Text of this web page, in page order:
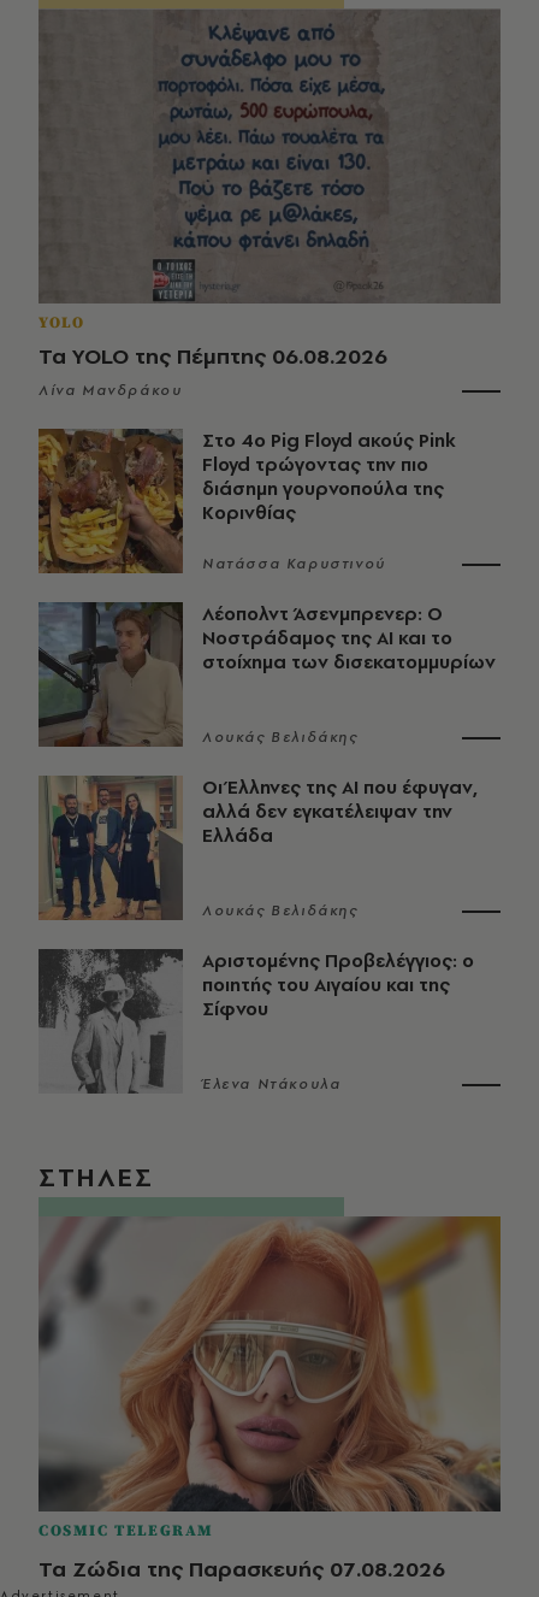
YOLO
Τα YOLO της Πέμπτης 06.08.2026
Λίνα Μανδράκου
Στο 4ο Pig Floyd ακούς Pink
Floyd τρώγοντας την πιο
διάσημη γουρνοπούλα της
Κορινθίας
Νατάσσα Καρυστινού
Λέοπολντ Άσενμπρενερ: Ο
Νοστράδαμος της AI και το
στοίχημα των δισεκατομμυρίων
Λουκάς Βελιδάκης
Οι Έλληνες της ΑΙ που έφυγαν,
αλλά δεν εγκατέλειψαν την
Ελλάδα
Λουκάς Βελιδάκης
Αριστομένης Προβελέγγιος: ο
ποιητής του Αιγαίου και της
Σίφνου
Έλενα Ντάκουλα
ΣΤΗΛΕΣ
COSMIC TELEGRAM
Τα Ζώδια της Παρασκευής 07.08.2026